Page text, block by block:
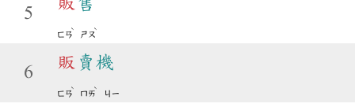
5
ㄈㄢ
ˋ
ㄕㄡ
ˋ
6
販 賣機
ㄈㄢ
ˋ
ㄇㄞ
ˋ
ㄐㄧ